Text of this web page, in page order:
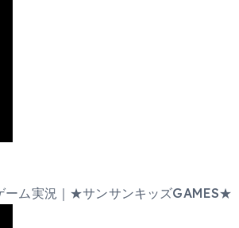
ーム実況｜★サンサンキッズGAMES★